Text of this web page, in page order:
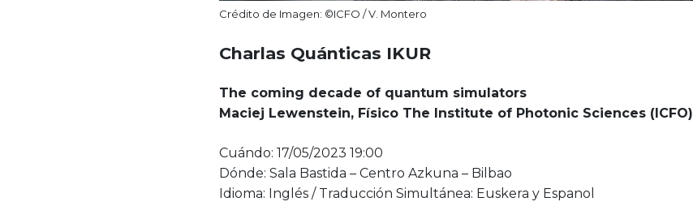
Crédito de Imagen: ©ICFO / V. Montero
Charlas Quánticas IKUR
The coming decade of quantum simulators
Maciej Lewenstein, Físico The Institute of Photonic Sciences (ICFO)
Cuándo: 17/05/2023 19:00
Dónde: Sala Bastida – Centro Azkuna – Bilbao
Idioma: Inglés / Traducción Simultánea: Euskera y Espanol